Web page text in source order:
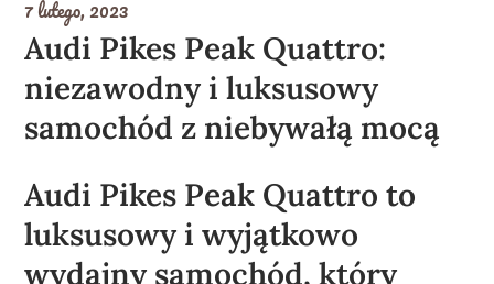
7 lutego, 2023
Audi Pikes Peak Quattro:
niezawodny i luksusowy
samochód z niebywałą mocą
Audi Pikes Peak Quattro to
luksusowy i wyjątkowo
wydajny samochód, który